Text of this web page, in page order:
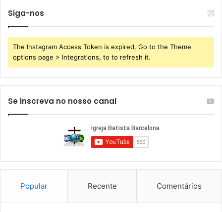
Siga-nos
The Instagram Access Token is expired, Go to the Theme
options page > Integrations, to to refresh it.
Se inscreva no nosso canal
Popular Recente Comentários